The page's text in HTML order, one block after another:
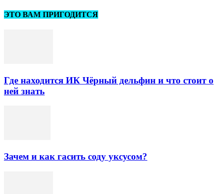
ЭТО ВАМ ПРИГОДИТСЯ
Где находится ИК Чёрный дельфин и что стоит о
ней знать
Зачем и как гасить соду уксусом?